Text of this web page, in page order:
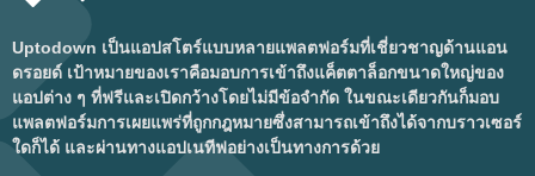
Uptodown เป็นแอปสโตร์แบบหลายแพลตฟอร์มที่เชี่ยวชาญด้านแอน
ดรอยด์ เป้าหมายของเราคือมอบการเข้าถึงแค็ตตาล็อกขนาดใหญ่ของ
แอปต่าง ๆ ที่ฟรีและเปิดกว้างโดยไม่มีข้อจำกัด ในขณะเดียวกันก็มอบ
แพลตฟอร์มการเผยแพร่ที่ถูกกฎหมายซึ่งสามารถเข้าถึงได้จากบราวเซอร์
ใดก็ได้ และผ่านทางแอปเนทีฟอย่างเป็นทางการด้วย